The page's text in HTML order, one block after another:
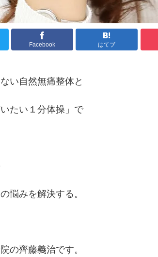
Facebook はてブ
い自然無痛整体と
たい１分体操」で
悩みを解決する。
の齊藤義治です。